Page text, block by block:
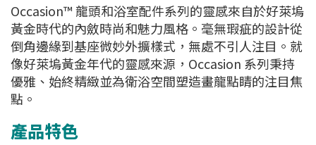
Occasion™ 龍頭和浴室配件系列的靈感來自於好萊塢
黃金時代的內斂時尚和魅力風格。毫無瑕疵的設計從
倒角邊緣到基座微妙外擴樣式，無處不引人注目。就
像好萊塢黃金年代的靈感來源，Occasion 系列秉持
優雅、始終精緻並為衛浴空間塑造畫龍點睛的注目焦
點。
產品特色